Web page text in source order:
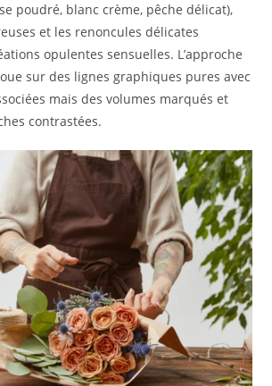
poudré, blanc crème, pêche délicat),
et les renoncules délicates
opulentes sensuelles. L’approche
sur des lignes graphiques pures avec
mais des volumes marqués et
contrastées.